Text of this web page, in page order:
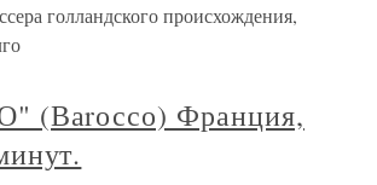
голландского происхождения,
(Ваrоссо) Франция,